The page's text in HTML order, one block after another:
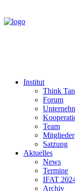
Institut
Think
Forum
Team
Mitglieder
Satzung
Aktuelles
News
Termine
IFAT
Archiv